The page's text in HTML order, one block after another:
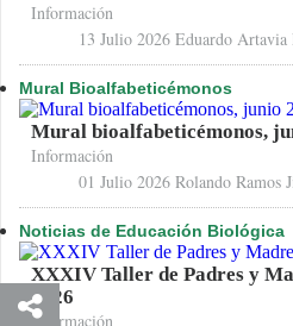
Información
13 Julio 2026 Eduardo Artavia
Mural Bioalfabeticémonos
Mural bioalfabeticémonos,
Información
01 Julio 2026 Rolando Ramos
Noticias de Educación Biológica
XXXIV Taller de Padres y
2026
Información